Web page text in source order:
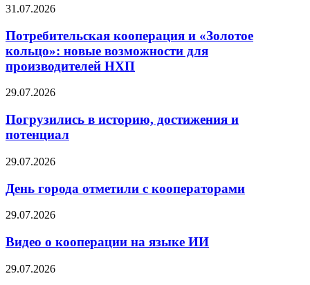
31.07.2026
Потребительская кооперация и «Золотое
кольцо»: новые возможности для
производителей НХП
29.07.2026
Погрузились в историю, достижения и
потенциал
29.07.2026
День города отметили с кооператорами
29.07.2026
Видео о кооперации на языке ИИ
29.07.2026